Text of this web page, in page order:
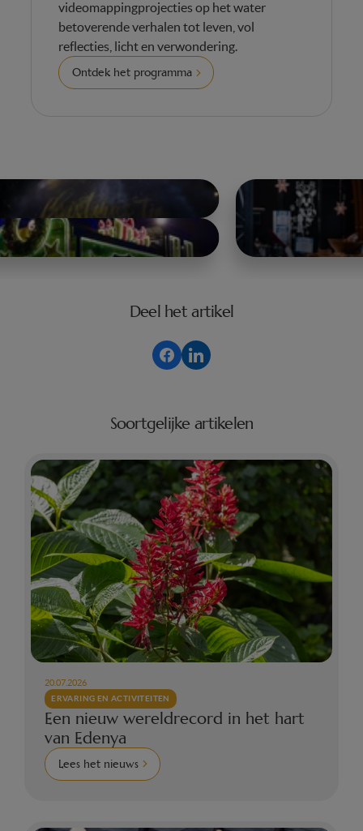
videomappingprojecties op het water
betoverende verhalen tot leven, vol
reflecties, licht en verwondering.
Ontdek het programma
Deel het artikel
Soortgelijke artikelen
20.07.2026
ERVARING EN ACTIVITEITEN
Een nieuw wereldrecord in het hart
van Edenya
Lees het nieuws